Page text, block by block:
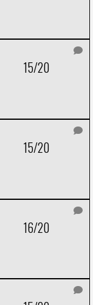
15/20
15/20
16/20